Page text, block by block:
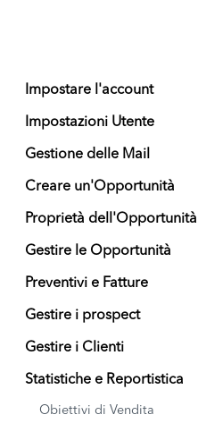
Impostare l'account
Impostazioni Utente
Gestione delle Mail
Creare un'Opportunità
Proprietà dell'Opportunità
Gestire le Opportunità
Preventivi e Fatture
Gestire i prospect
Gestire i Clienti
Statistiche e Reportistica
Obiettivi di Vendita